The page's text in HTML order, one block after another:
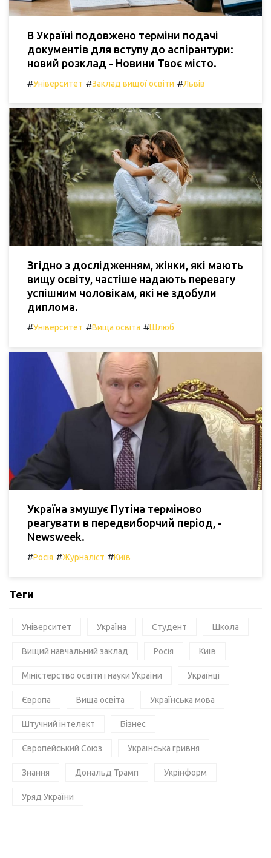
В Україні подовжено терміни подачі
документів для вступу до аспірантури:
новий розклад - Новини Твоє місто.
#Університет #Заклад вищої освіти #Львів
Згідно з дослідженням, жінки, які мають
вищу освіту, частіше надають перевагу
успішним чоловікам, які не здобули
диплома.
#Університет #Вища освіта #Шлюб
Україна змушує Путіна терміново
реагувати в передвиборчий період, -
Newsweek.
#Росія #Журналіст #Київ
Теги
Університет Україна Студент Школа
Вищий навчальний заклад Росія Київ
Міністерство освіти і науки України Українці
Європа Вища освіта Українська мова
Штучний інтелект Бізнес
Європейський Союз Українська гривня
Знання Дональд Трамп Укрінформ
Уряд України